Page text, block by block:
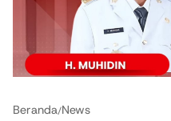
Beranda/News